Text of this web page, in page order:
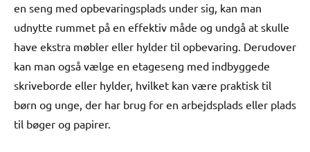
en seng med opbevaringsplads under sig, kan man
udnytte rummet på en effektiv måde og undgå at skulle
have ekstra møbler eller hylder til opbevaring. Derudover
kan man også vælge en etageseng med indbyggede
skriveborde eller hylder, hvilket kan være praktisk til
børn og unge, der har brug for en arbejdsplads eller plads
til bøger og papirer.